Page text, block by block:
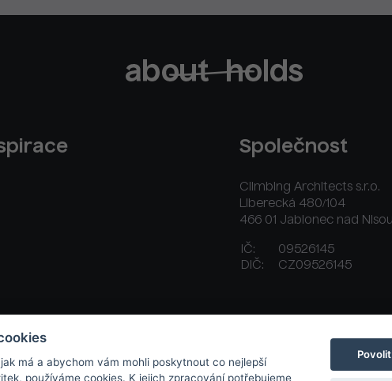
Společnost
Climbing Architects s.r.o.
Liberecká 480/104
466 01 Jablonec nad Nisou
IČ:
09526145
DIČ:
CZ09526145
má a abychom vám mohli poskytnout co nejlepší
používáme cookies. K jejich zpracování potřebujeme